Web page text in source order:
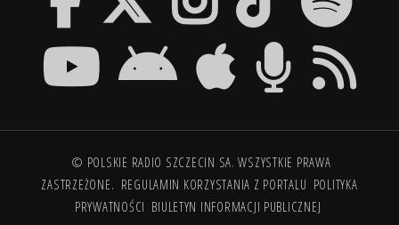
© POLSKIE RADIO SZCZECIN SA. WSZYSTKIE PRAWA
ZASTRZEŻONE. REGULAMIN KORZYSTANIA Z PORTALU POLITYKA
PRYWATNOŚCI BIULETYN INFORMACJI PUBLICZNEJ